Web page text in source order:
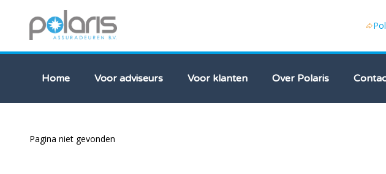
Home Voor adviseurs Voor klanten Over Polaris
Pagina niet gevonden